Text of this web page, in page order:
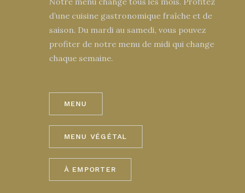
d’une cuisine gastronomique fraîche et de
saison. Du mardi au samedi, vous pouvez
profiter de notre menu de midi qui change
chaque semaine.
MENU
MENU VÉGÉTAL
À EMPORTER